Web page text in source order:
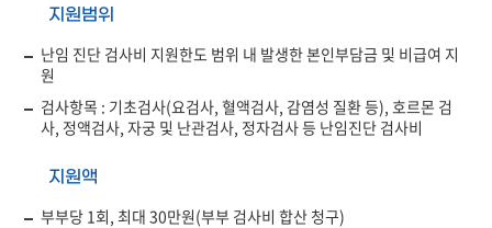
지원범위
난임 진단 검사비 지원한도 범위 내 발생한 본인부담금 및 비급여 지
원
검사항목 : 기초검사(요검사, 혈액검사, 감염성 질환 등), 호르몬 검
사, 정액검사, 자궁 및 난관검사, 정자검사 등 난임진단 검사비
지원액
부부당 1회, 최대 30만원(부부 검사비 합산 청구)